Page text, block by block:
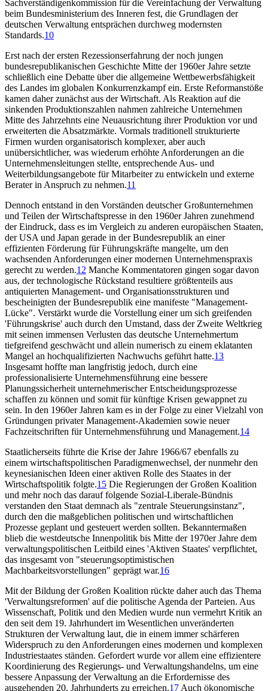
Sachverständigenkommission für die Vereinfachung der Verwaltung
beim Bundesministerium des Inneren fest, die Grundlagen der
deutschen Verwaltung entsprächen durchweg modernsten
Standards.10
Erst nach der ersten Rezessionserfahrung der noch jungen
bundesrepublikanischen Geschichte Mitte der 1960er Jahre setzte
schließlich eine Debatte über die allgemeine Wettbewerbsfähigkeit
des Landes im globalen Konkurrenzkampf ein. Erste Reformanstöße
kamen daher zunächst aus der Wirtschaft. Als Reaktion auf die
sinkenden Produktionszahlen nahmen zahlreiche Unternehmen
Mitte des Jahrzehnts eine Neuausrichtung ihrer Produktion vor und
erweiterten die Absatzmärkte. Vormals traditionell strukturierte
Firmen wurden organisatorisch komplexer, aber auch
unübersichtlicher, was wiederum erhöhte Anforderungen an die
Unternehmensleitungen stellte, entsprechende Aus- und
Weiterbildungsangebote für Mitarbeiter zu entwickeln und externe
Berater in Anspruch zu nehmen.11
Dennoch entstand in den Vorständen deutscher Großunternehmen
und Teilen der Wirtschaftspresse in den 1960er Jahren zunehmend
der Eindruck, dass es im Vergleich zu anderen europäischen Staaten,
der USA und Japan gerade in der Bundesrepublik an einer
effizienten Förderung für Führungskräfte mangelte, um den
wachsenden Anforderungen einer modernen Unternehmenspraxis
gerecht zu werden.12 Manche Kommentatoren gingen sogar davon
aus, der technologische Rückstand resultiere größtenteils aus
antiquierten Management- und Organisationsstrukturen und
bescheinigten der Bundesrepublik eine manifeste "Management-
Lücke". Verstärkt wurde die Vorstellung einer um sich greifenden
'Führungskrise' auch durch den Umstand, dass der Zweite Weltkrieg
mit seinen immensen Verlusten das deutsche Unternehmertum
tiefgreifend geschwächt und allein numerisch zu einem eklatanten
Mangel an hochqualifizierten Nachwuchs geführt hatte.13
Insgesamt hoffte man langfristig jedoch, durch eine
professionalisierte Unternehmensführung eine bessere
Planungssicherheit unternehmerischer Entscheidungsprozesse
schaffen zu können und somit für künftige Krisen gewappnet zu
sein. In den 1960er Jahren kam es in der Folge zu einer Vielzahl von
Gründungen privater Management-Akademien sowie neuer
Fachzeitschriften für Unternehmensführung und Management.14
Staatlicherseits führte die Krise der Jahre 1966/67 ebenfalls zu
einem wirtschaftspolitischen Paradigmenwechsel, der nunmehr den
keynesianischen Ideen einer aktiven Rolle des Staates in der
Wirtschaftspolitik folgte.15 Die Regierungen der Großen Koalition
und mehr noch das darauf folgende Sozial-Liberale-Bündnis
verstanden den Staat demnach als "zentrale Steuerungsinstanz",
durch den die maßgeblichen politischen und wirtschaftlichen
Prozesse geplant und gesteuert werden sollten. Bekanntermaßen
blieb die westdeutsche Innenpolitik bis Mitte der 1970er Jahre dem
verwaltungspolitischen Leitbild eines 'Aktiven Staates' verpflichtet,
das insgesamt von "steuerungsoptimistischen
Machbarkeitsvorstellungen" geprägt war.16
Mit der Bildung der Großen Koalition rückte daher auch das Thema
'Verwaltungsreformen' auf die politische Agenda der Parteien. Aus
Wissenschaft, Politik und den Medien wurde nun vermehrt Kritik an
den seit dem 19. Jahrhundert im Wesentlichen unveränderten
Strukturen der Verwaltung laut, die in einem immer schärferen
Widerspruch zu den Anforderungen eines modernen und komplexen
Industriestaates ständen. Gefordert wurde vor allem eine effizientere
Koordinierung des Regierungs- und Verwaltungshandelns, um eine
bessere Anpassung der Verwaltung an die Erfordernisse des
ausgehenden 20. Jahrhunderts zu erreichen.17 Auch ökonomische